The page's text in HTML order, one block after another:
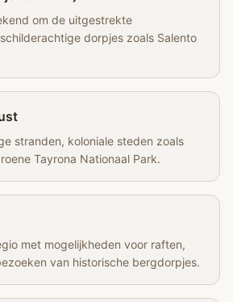
om de uitgestrekte
dorpjes zoals Salento
stranden, koloniale steden zoals
Tayrona Nationaal Park.
met mogelijkheden voor raften,
van historische bergdorpjes.